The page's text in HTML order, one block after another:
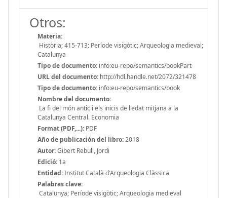
Otros:
Materia:
Història; 415-713; Període visigòtic; Arqueologia medieval;
Catalunya
Tipo de documento: info:eu-repo/semantics/bookPart
URL del documento: http://hdl.handle.net/2072/321478
Tipo de documento: info:eu-repo/semantics/book
Nombre del documento:
La fi del món antic i els inicis de l'edat mitjana a la
Catalunya Central. Economia
Format (PDF,...): PDF
Año de publicación del libro:2018
Autor:Gibert Rebull, Jordi
Edició: 1a
Entidad:Institut Català d'Arqueologia Clàssica
Palabras clave:
Catalunya; Període visigòtic; Arqueologia medieval